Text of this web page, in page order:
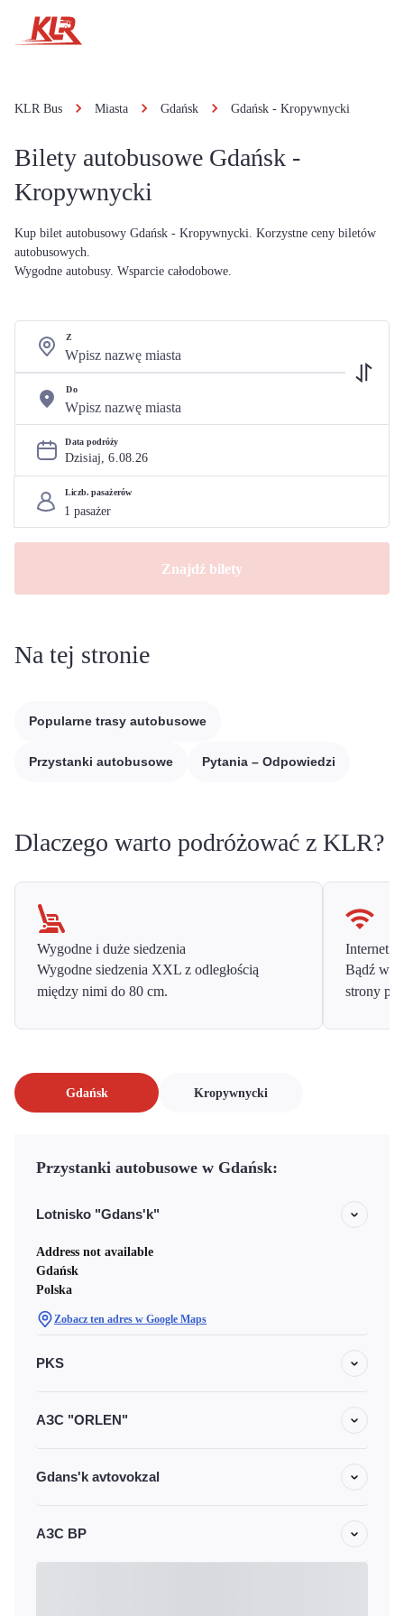
KLR Bus Miasta Gdańsk Gdańsk - Kropywnycki
Bilety autobusowe Gdańsk -
Kropywnycki
Kup bilet autobusowy Gdańsk - Kropywnycki. Korzystne ceny biletów
autobusowych.
Wygodne autobusy. Wsparcie całodobowe.
Z
Do
Data podróży
Dzisiaj, 6.08.26
Liczb. pasażerów
Znajdź bilety
Na tej stronie
Popularne trasy autobusowe
Przystanki autobusowe Pytania – Odpowiedzi
Dlaczego warto podróżować z KLR?
Wygodne i duże siedzenia
Wygodne siedzenia XXL z odległością
między nimi do 80 cm.
Internet
Bądź w
strony
Gdańsk Kropywnycki
Przystanki autobusowe w Gdańsk:
Lotnisko "Gdans'k"
Address not available
Gdańsk
Polska
Zobacz ten adres w Google Maps
PKS
АЗС "ORLEN"
Gdans'k avtovokzal
АЗС BP